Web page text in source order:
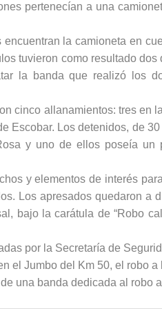
pertenecían a una
la camioneta en
tuvieron como resultado dos
la banda que realizó los
cinco allanamientos: tres en
Escobar. Los detenidos, de
y uno de ellos poseía un
y elementos de interés
Los apresados quedaron a
bajo la carátula de “Robo
por la Secretaría de
el Jumbo del Km 50, el robo a
una banda dedicada al robo